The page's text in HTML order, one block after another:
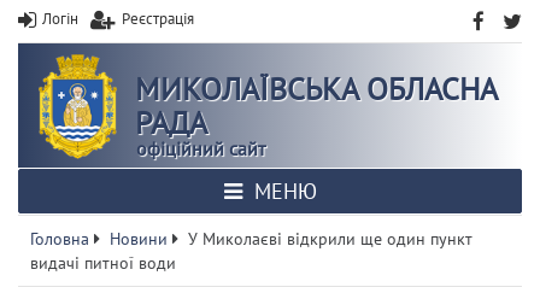
Логін Реєстрація
МИКОЛАЇВСЬКА ОБЛАСНА
РАДА
офіційний сайт
МЕНЮ
Головна Новини
У Миколаєві відкрили ще один пункт
видачі питної води